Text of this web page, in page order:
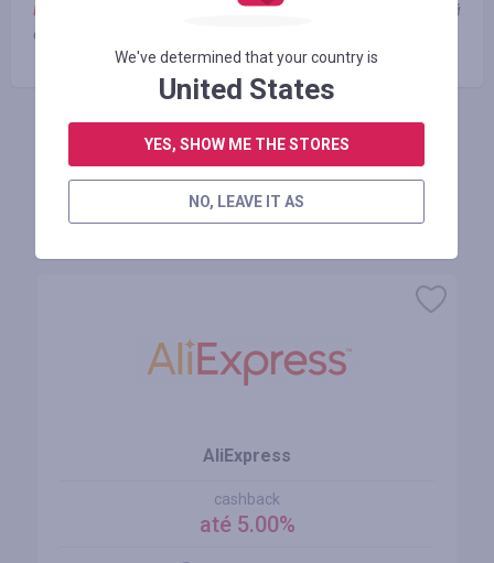
Регион:
Украина (кроме Крыма, Донецкой и Луганской
обл.).
FAÇA LOGIN PARA DEIXAR UM COMENTÁRIO
AliExpress
cashback
até 5.00%
We've determined that your country is
United States
YES, SHOW ME THE STORES
NO, LEAVE IT AS